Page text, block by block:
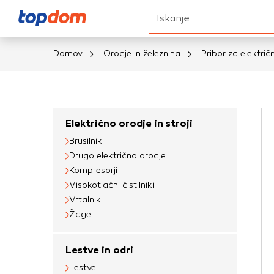
Domov Orodje in železnina Pribor za
Električno orodje in stroji
Brusilniki
Drugo električno orodje
Kompresorji
Visokotlačni čistilniki
Vrtalniki
Žage
Lestve in odri
Lestve
Vaša zasebnost
Ko obiščete katero
brskalnika,
vašo napravo ali pa
informacije
prilagojeno
različna imena
določenih vrst